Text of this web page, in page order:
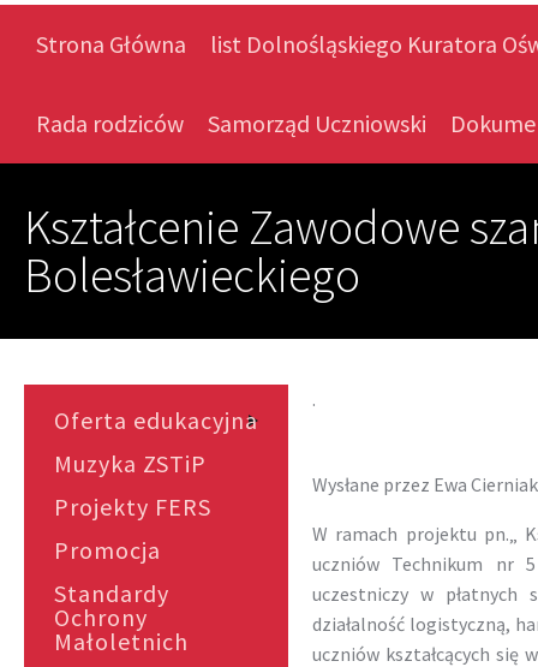
Strona Główna list Dolnośląskiego Kuratora
Rada rodziców Samorząd Uczniowski
Kształcenie Zawodowe
Bolesławieckiego
Oferta edukacyjna
Muzyka ZSTiP
Projekty FERS
Promocja
Standardy
Ochrony
Małoletnich
.
Wysłane przez Ewa Cierniak
W ramach projektu pn.„
uczniów Technikum nr 5
uczestniczy w płatnych
działalność logistyczną,
uczniów kształcących się